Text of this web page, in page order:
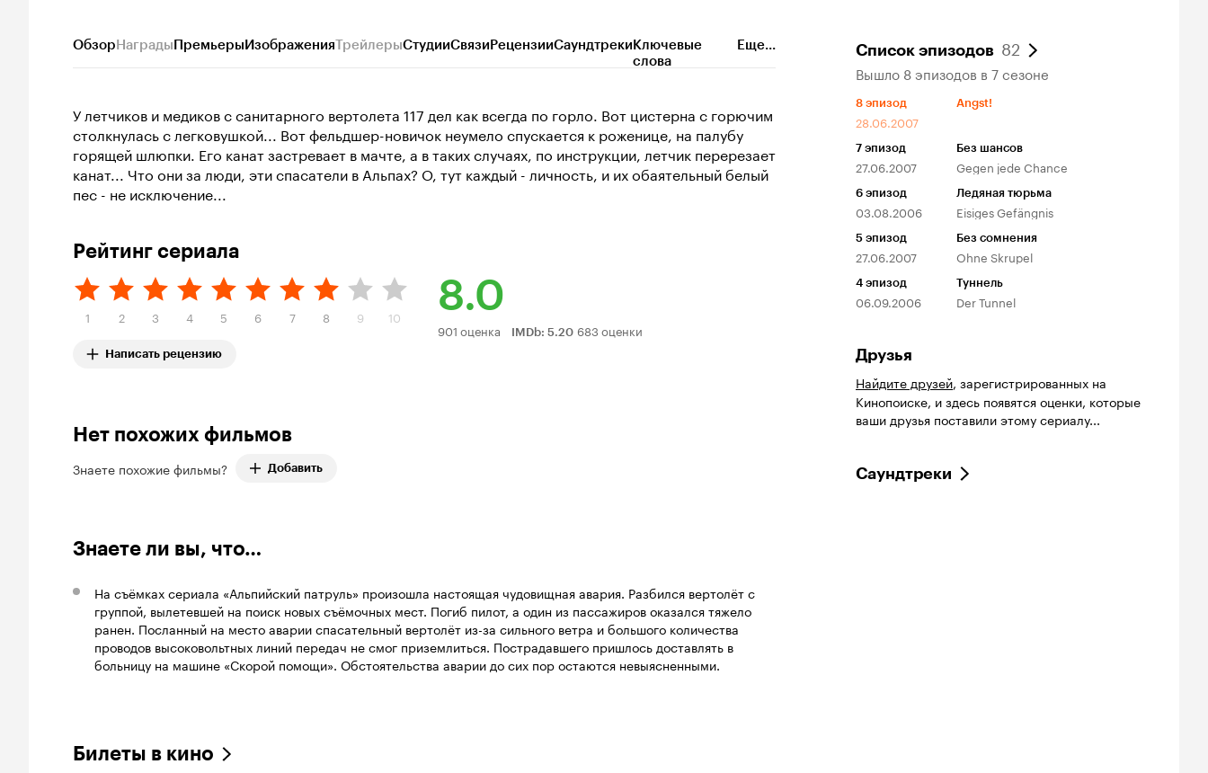
ОбзорНаградыПремьерыИзображенияТрейлерыСтудииСвязиРецензииСаундтрекиКлючевые
слова
Еще...
У летчиков и медиков с санитарного вертолета 117 дел как всегда по горло. Вот цистерна с горючим
столкнулась с легковушкой... Вот фельдшер-новичок неумело спускается к роженице, на палубу
горящей шлюпки. Его канат застревает в мачте, а в таких случаях, по инструкции, летчик перерезает
канат... Что они за люди, эти спасатели в Альпах? О, тут каждый - личность, и их обаятельный белый
пес - не исключение...
Рейтинг сериала
1 2 3 4 5 6 7 8 9 10
Написать рецензию
8.0
Рейтинг
901 оценка IMDb: 5.20 683 оценки
Нет похожих фильмов
Знаете похожие фильмы? Добавить
Знаете ли вы, что…
На съёмках сериала «Альпийский патруль» произошла настоящая чудовищная авария. Разбился вертолёт с
группой, вылетевшей на поиск новых съёмочных мест. Погиб пилот, а один из пассажиров оказался тяжело
ранен. Посланный на место аварии спасательный вертолёт из-за сильного ветра и большого количества
проводов высоковольтных линий передач не смог приземлиться. Пострадавшего пришлось доставлять в
больницу на машине «Скорой помощи». Обстоятельства аварии до сих пор остаются невыясненными.
Билеты в кино
Список эпизодов 82
Вышло 8 эпизодов в 7 сезоне
8 эпизод
28.06.2007
Angst!
7 эпизод
27.06.2007
Без шансов
Gegen jede Chance
6 эпизод
03.08.2006
Ледяная тюрьма
Eisiges Gefängnis
5 эпизод
27.06.2007
Без сомнения
Ohne Skrupel
4 эпизод
06.09.2006
Туннель
Der Tunnel
Друзья
Найдите друзей, зарегистрированных на
Кинопоиске, и здесь появятся оценки, которые
ваши друзья поставили этому сериалу...
Саундтреки